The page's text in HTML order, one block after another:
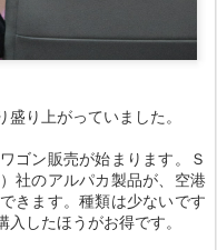
り上がっていました。
ゴン販売が始まります。Ｓ
社のアルパカ製品が、空港
きます。種類は少ないです
したほうがお得です。